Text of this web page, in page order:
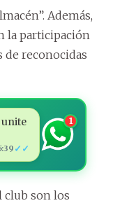
Además,
la participación
reconocidas
unite
✓✓
1
club son los